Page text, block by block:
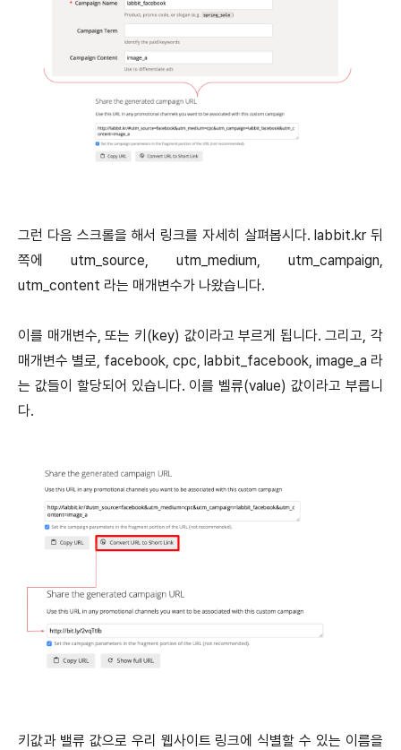
그런 다음 스크롤을 해서 링크를 자세히 살펴봅시다. labbit.kr 뒤
쪽에 utm_source, utm_medium, utm_campaign,
utm_content 라는 매개변수가 나왔습니다.
이를 매개변수, 또는 키(key) 값이라고 부르게 됩니다. 그리고, 각
매개변수 별로, facebook, cpc, labbit_facebook, image_a 라
는 값들이 할당되어 있습니다. 이를 벨류(value) 값이라고 부릅니
다.
키값과 밸류 값으로 우리 웹사이트 링크에 식별할 수 있는 이름을